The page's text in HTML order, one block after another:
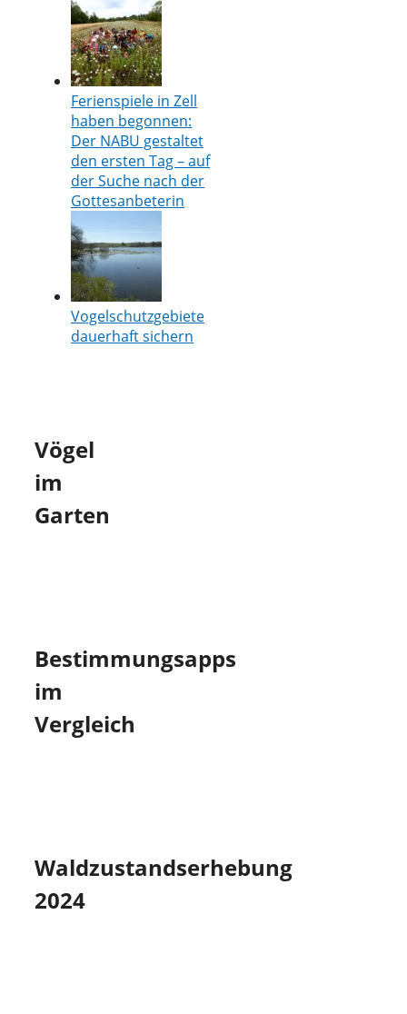
Ferienspiele in Zell
haben begonnen:
Der NABU gestaltet
den ersten Tag – auf
der Suche nach der
Gottesanbeterin
Vogelschutzgebiete
dauerhaft sichern
Vögel
im
Garten
Bestimmungsapps
im
Vergleich
Waldzustandserhebung
2024